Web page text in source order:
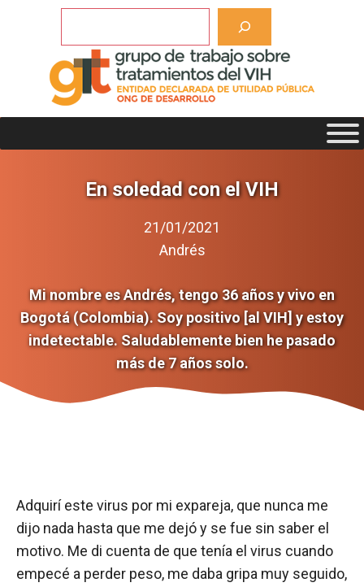
En soledad con el VIH
21/01/2021
Andrés
Mi nombre es Andrés, tengo 36 años y vivo en
Bogotá (Colombia). Soy positivo [al VIH] y estoy
indetectable. Saludablemente bien he pasado
más de 7 años solo.
Adquirí este virus por mi expareja, que nunca me
dijo nada hasta que me dejó y se fue sin saber el
motivo. Me di cuenta de que tenía el virus cuando
empecé a perder peso, me daba gripa muy seguido,